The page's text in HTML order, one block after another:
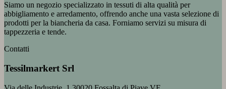
45,00 €
a
69,00 €
Siamo un negozio specializzato in tessuti di alta qualità per
abbigliamento e arredamento, offrendo anche una vasta selezione di
prodotti per la biancheria da casa. Forniamo servizi su misura di
tappezzeria e tende.
Contatti
Tessilmarkert Srl